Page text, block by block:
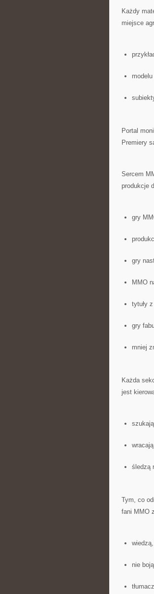
Każdy
miejsce
modelu
Portal
Premiery
Sercem
produkcje
gry
gry
MMO
tytuły
gry
mniej
Każda
jest
śledzą
Tym, co
fani MMO
nie